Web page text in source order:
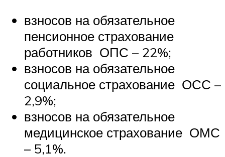
взносов на обязательное
пенсионное страхование
работников ОПС – 22%;
взносов на обязательное
социальное страхование ОСС –
2,9%;
взносов на обязательное
медицинское страхование ОМС
– 5,1%.